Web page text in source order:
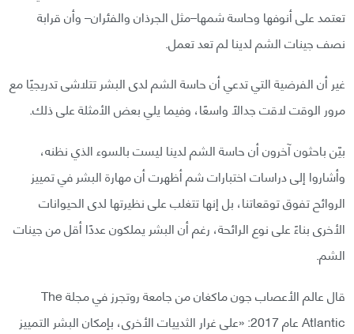
تعتمد على أنوفها وحاسة شمها–مثل الجرذان والفئران– وأن قرابة
نصف جينات الشم لدينا لم تعد تعمل.
غير أن الفرضية التي تدعي أن حاسة الشم لدى البشر تتلاشى تدريجيًا مع
مرور الوقت لاقت جدالًا واسعًا، وفيما يلي بعض الأمثلة على ذلك.
بيّن باحثون آخرون أن حاسة الشم لدينا ليست بالسوء الذي نظنه،
وأشاروا إلى دراسات اختبارات شم أظهرت أن مهارة البشر في تمييز
الروائح تفوق توقعاتنا، بل إنها تتغلب على نظيرتها لدى الحيوانات
الأخرى بناءً على نوع الرائحة، رغم أن البشر يملكون عددًا أقل من جينات
الشم.
قال عالم الأعصاب جون ماكغان من جامعة روتجرز في مجلة The
Atlantic عام 2017: «على غرار الثدييات الأخرى، بإمكان البشر التمييز